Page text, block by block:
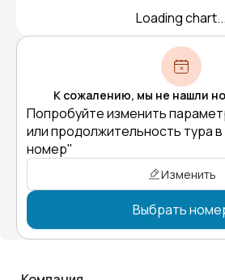
Loading chart...
К сожалению, мы не нашли
Попробуйте изменить
или продолжительность тура
номер"
Изменить
Выбрать